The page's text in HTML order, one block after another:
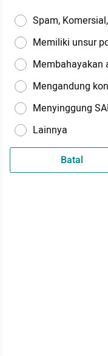
Spam,
Memiliki unsur
Membahayakan
Mengandung
Menyinggung
Lainnya
Batal